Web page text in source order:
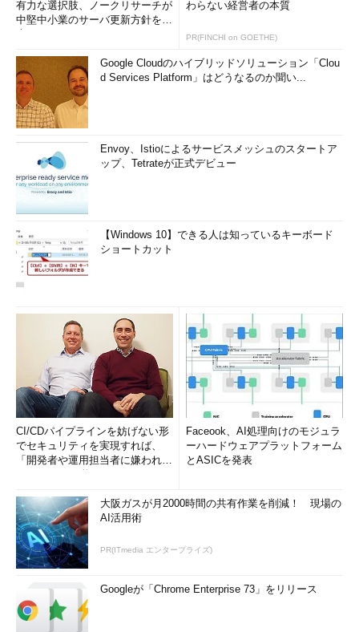
有力な選択肢、ノークリサーチが
中堅中小業のサーバ更新方針を調
わらない経営者の本質
PR(FINCHI on GOETHE)
Google Cloudのハイブリッドソリューション「Clou
d Services Platform」はどうなるのか聞い...
Envoy、Istioによるサービスメッシュのスタートア
ップ、Tetrateが正式デビュー
【Windows 10】できる人は知っているキーボード
ショートカット
CI/CDパイプラインを妨げない形
でセキュリティを実現すれば、
「開発者や運用担当者に嫌われな
Faceook、AI処理向けのモジュラ
ーハードウェアプラットフォーム
とASICを発表
大阪ガスが月2000時間の共有作業を削減！ 現場の
AI活用術
PR(ITmedia エンタープライズ)
Googleが「Chrome Enterprise 73」をリリース